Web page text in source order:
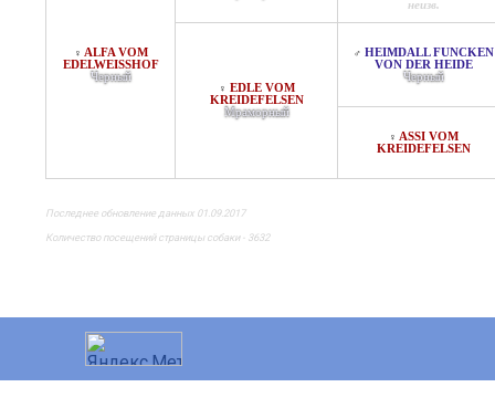
♀ ALFA VOM
EDELWEISSHOF
Черный
неизв.
♀ EDLE VOM
KREIDEFELSEN
Мраморный
♂ HEIMDALL FUNCKEN
VON DER HEIDE
Черный
♀ ASSI VOM
KREIDEFELSEN
Последнее обновление данных 01.09.2017
Количество посещений страницы собаки - 3632